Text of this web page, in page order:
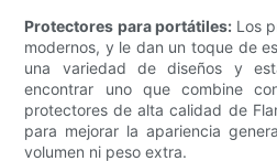
Protectores para portátiles:Los
modernos, y le dan un toque de
una variedad de diseños y
encontrar uno que combine
protectores de alta calidad de
para mejorar la apariencia
volumen ni peso extra.